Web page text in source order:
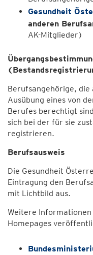
Gesundheit
anderen
AK-Mitglieder)
Berufsangehörige, die
Ausübung eines von
Berufes berechtigt
sich bei der für sie
registrieren.
Berufsausweis
Die Gesundheit
Eintragung den
mit Lichtbild aus.
Weitere
Homepages